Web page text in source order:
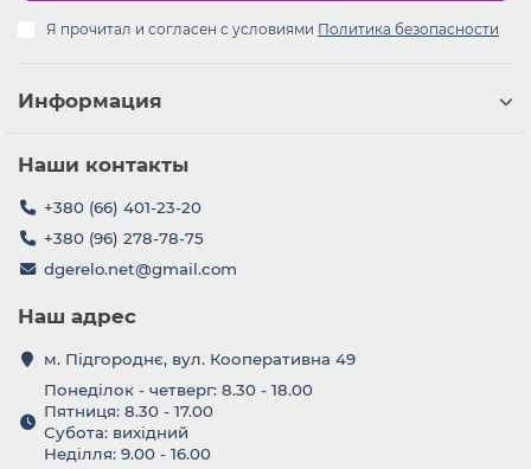
Я прочитал и согласен с условиями Политика безопасности
Информация
Наши контакты
+380 (66) 401-23-20
+380 (96) 278-78-75
dgerelo.net@gmail.com
Наш адрес
м. Підгороднє, вул. Кооперативна 49
Понеділок - четверг: 8.30 - 18.00
Пятниця: 8.30 - 17.00
Субота: вихідний
Неділля: 9.00 - 16.00